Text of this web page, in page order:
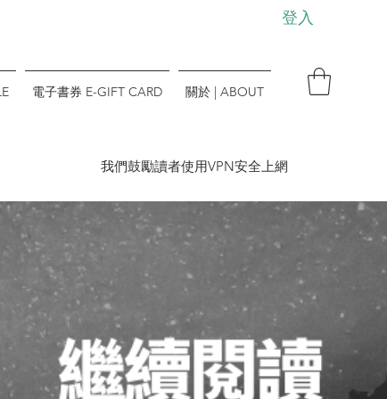
登入
電子書券 E-GIFT CARD 關於 | ABOUT
​我們鼓勵讀者使用VPN安全上網